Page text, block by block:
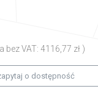
bez VAT: 4116,77 zł )
o dostępność